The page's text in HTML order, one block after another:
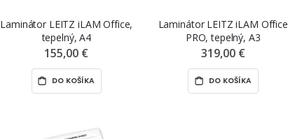
Laminátor LEITZ iLAM Office,
tepelný, A4
155,00 €
DO KOŠÍKA
Laminátor LEITZ iLAM Office
PRO, tepelný, A3
319,00 €
DO KOŠÍKA